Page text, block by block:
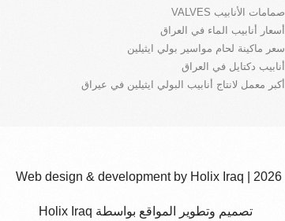
صمامات الأنابيب VALVES
أسعار أنابيب الماء في العراق
سعر ماكينة لحام مواسير بولي ايثيلين
أنابيب دكتايل في العراق
أكبر معمل لانتاج أنابيب البولي ايثيلين في عيراق
2026 | Web design & development by Holix Iraq
تصميم وتطوير المواقع بواسطة Holix Iraq